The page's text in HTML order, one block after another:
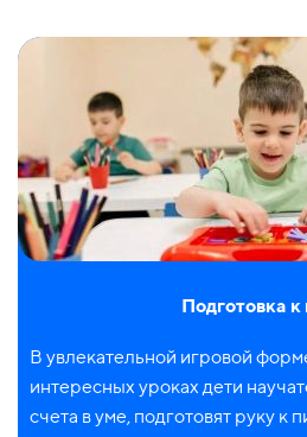
Подготовка
В увлекательной игровой
интересных уроках дети
счета в уме, подготовят руку к